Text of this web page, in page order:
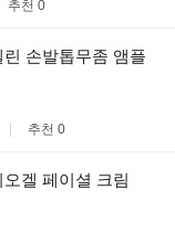
추천 0
린 손발톱무좀 앰플
추천 0
겔 페이셜 크림